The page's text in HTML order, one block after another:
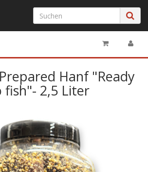
Hanf "Ready
fish"- 2,5 Liter